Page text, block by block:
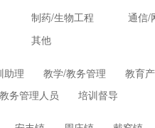
制药/生物工程
通信/
其他
助理 教学/教务管理
教育
务管理人员 培训督导